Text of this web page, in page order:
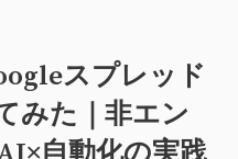
スプレッド
みた｜非エン